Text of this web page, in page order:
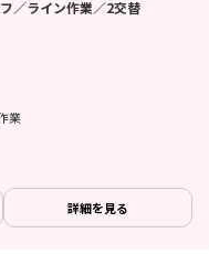
／ライン作業／2交替
業
詳細を見る